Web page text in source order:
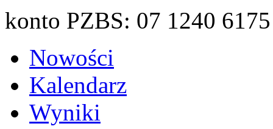
konto PZBS: 07 1240
Nowości
Kalendarz
Wyniki